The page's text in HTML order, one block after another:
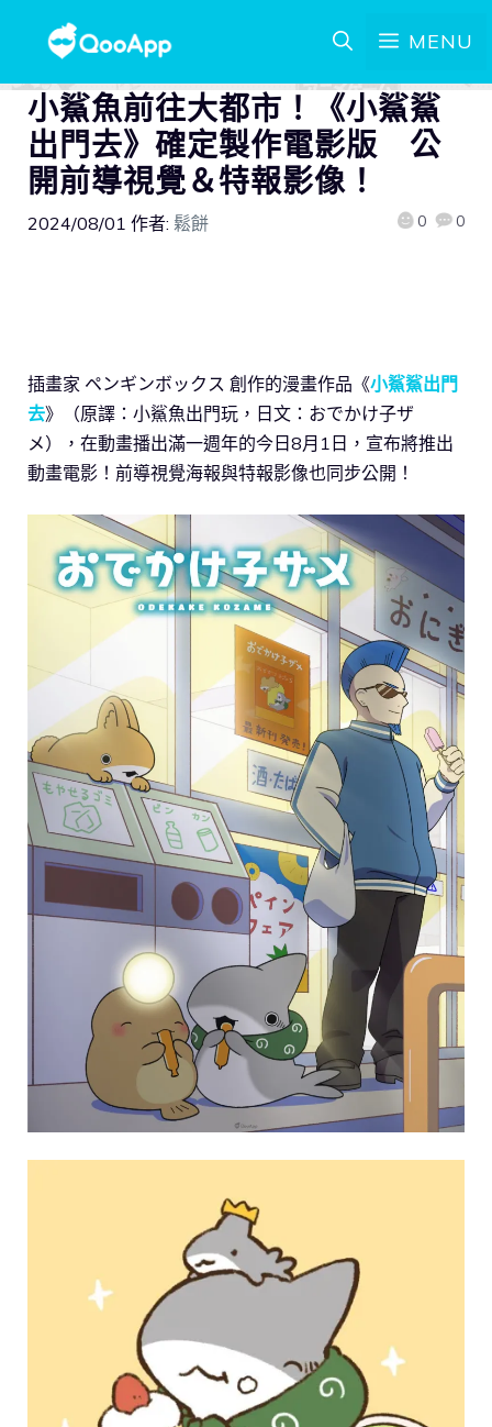
MENU
小鯊魚前往大都市！《小鯊鯊
出門去》確定製作電影版 公
開前導視覺＆特報影像！
2024/08/01 作者: 鬆餅 0 0
插畫家 ペンギンボックス 創作的漫畫作品《小鯊鯊出門
去》（原譯：小鯊魚出門玩，日文：おでかけ子ザ
メ），在動畫播出滿一週年的今日8月1日，宣布將推出
動畫電影！前導視覺海報與特報影像也同步公開！